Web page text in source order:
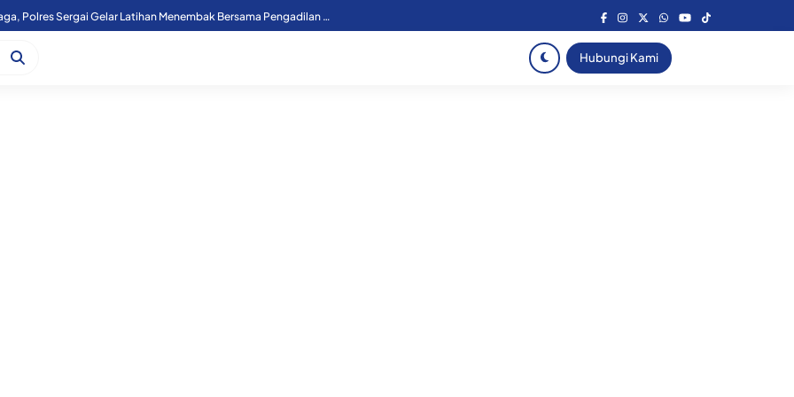
Atasi Laka Kereta Api, Lintasan Sebidang KM 36+000 Perbaungan Akan Ditutup Permanen
Hubungi Kami